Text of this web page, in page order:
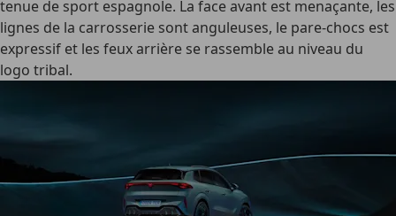
tenue de sport espagnole. La face avant est menaçante, les
lignes de la carrosserie sont anguleuses, le pare-chocs est
expressif et les feux arrière se rassemble au niveau du
logo tribal.